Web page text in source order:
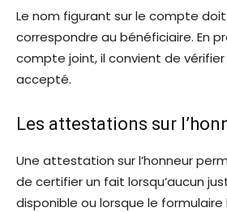
Le nom figurant sur le compte
correspondre au bénéficiaire. En
compte joint, il convient de
accepté.
Les attestations sur
Une attestation sur l’honneur
de certifier un fait lorsqu’aucun
disponible ou lorsque le formulaire